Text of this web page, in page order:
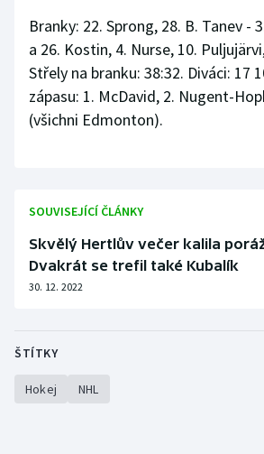
Branky: 22. Sprong, 28. B. Tanev -
a 26. Kostin, 4. Nurse, 10.
Střely na branku: 38:32. Diváci: 17
zápasu: 1. McDavid, 2. Nugent-
(všichni Edmonton).
SOUVISEJÍCÍ ČLÁNKY
Skvělý Hertlův večer kalila
Dvakrát se trefil také Kubalík
30. 12. 2022
ŠTÍTKY
Hokej NHL